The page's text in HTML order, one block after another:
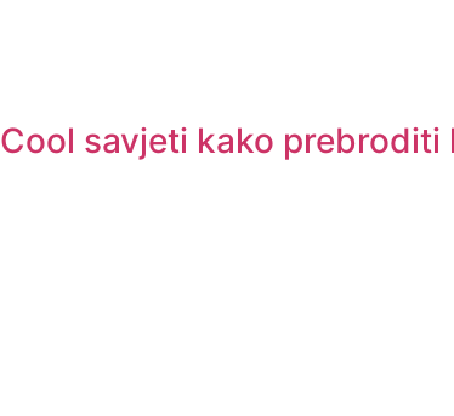
Cool savjeti kako